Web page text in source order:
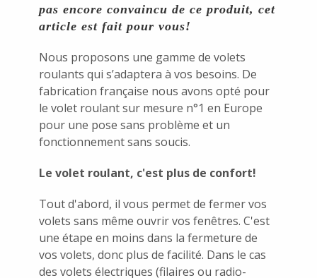
pas encore convaincu de ce produit, cet
article est fait pour vous!
Nous proposons une gamme de volets
roulants qui s’adaptera à vos besoins. De
fabrication française nous avons opté pour
le volet roulant sur mesure n°1 en Europe
pour une pose sans problème et un
fonctionnement sans soucis.
Le volet roulant, c'est plus de confort!
Tout d'abord, il vous permet de fermer vos
volets sans même ouvrir vos fenêtres. C'est
une étape en moins dans la fermeture de
vos volets, donc plus de facilité. Dans le cas
des volets électriques (filaires ou radio-